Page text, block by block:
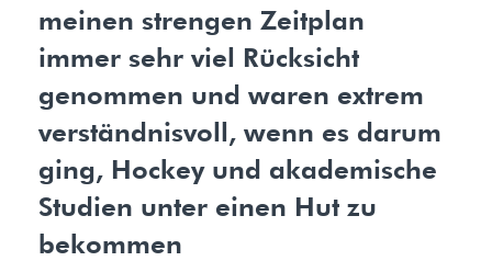
meinen strengen Zeitplan
immer sehr viel Rücksicht
genommen und waren extrem
verständnisvoll, wenn es darum
ging, Hockey und akademische
Studien unter einen Hut zu
bekommen